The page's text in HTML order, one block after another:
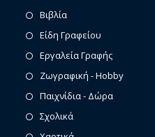
Βιβλία
Είδη Γραφείου
Εργαλεία Γραφής
Ζωγραφική - Hobby
Παιχνίδια - Δώρα
Σχολικά